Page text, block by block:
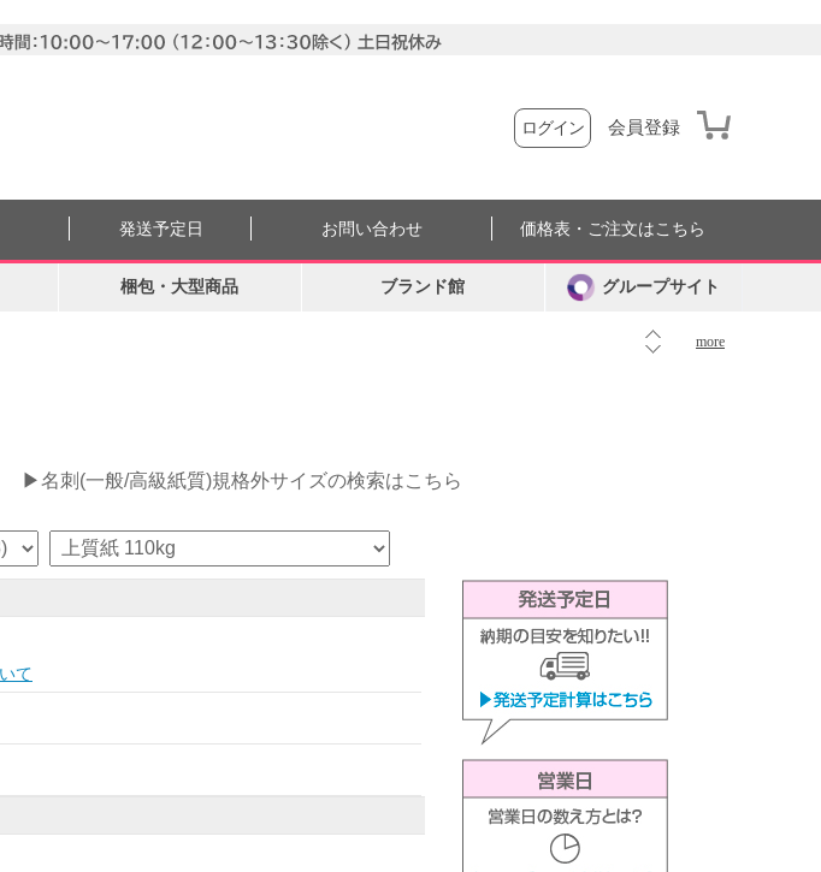
ログイン 会員登録
more
発送予定日 お問い合わせ 価格表・ご注文はこちら
梱包・大型商品 ブランド館 グループサイト
▶名刺(一般/高級紙質)規格外サイズの検索はこちら
て